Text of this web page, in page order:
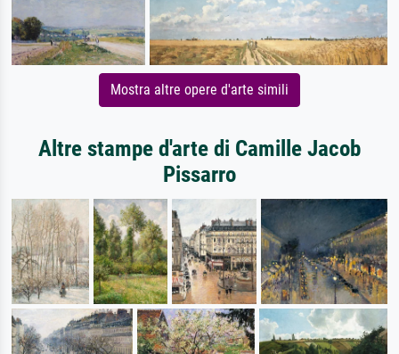
Mostra altre opere d'arte simili
Altre stampe d'arte di Camille Jacob
Pissarro